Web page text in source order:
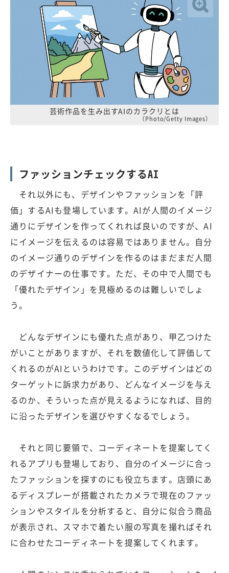
芸術作品を生み出すAIのカラクリとは
（Photo/Getty Images）
ファッションチェックするAI
それ以外にも、デザインやファッションを「評
価」するAIも登場しています。AIが人間のイメージ
通りにデザインを作ってくれれば良いのですが、AI
にイメージを伝えるのは容易ではありません。自分
のイメージ通りのデザインを作るのはまだまだ人間
のデザイナーの仕事です。ただ、その中で人間でも
「優れたデザイン」を見極めるのは難しいでしょ
う。
どんなデザインにも優れた点があり、甲乙つけた
がいことがありますが、それを数値化して評価して
くれるのがAIというわけです。このデザインはどの
ターゲットに訴求力があり、どんなイメージを与え
るのか、そういった点が見えるようになれば、目的
に沿ったデザインを選びやすくなるでしょう。
それと同じ要領で、コーディネートを提案してく
れるアプリも登場しており、自分のイメージに合っ
たファッションを探すのにも役立ちます。店頭にあ
るディスプレーが搭載されたカメラで現在のファッ
ションやスタイルを分析すると、自分に似合う商品
が表示され、スマホで着たい服の写真を撮ればそれ
に合わせたコーディネートを提案してくれます。